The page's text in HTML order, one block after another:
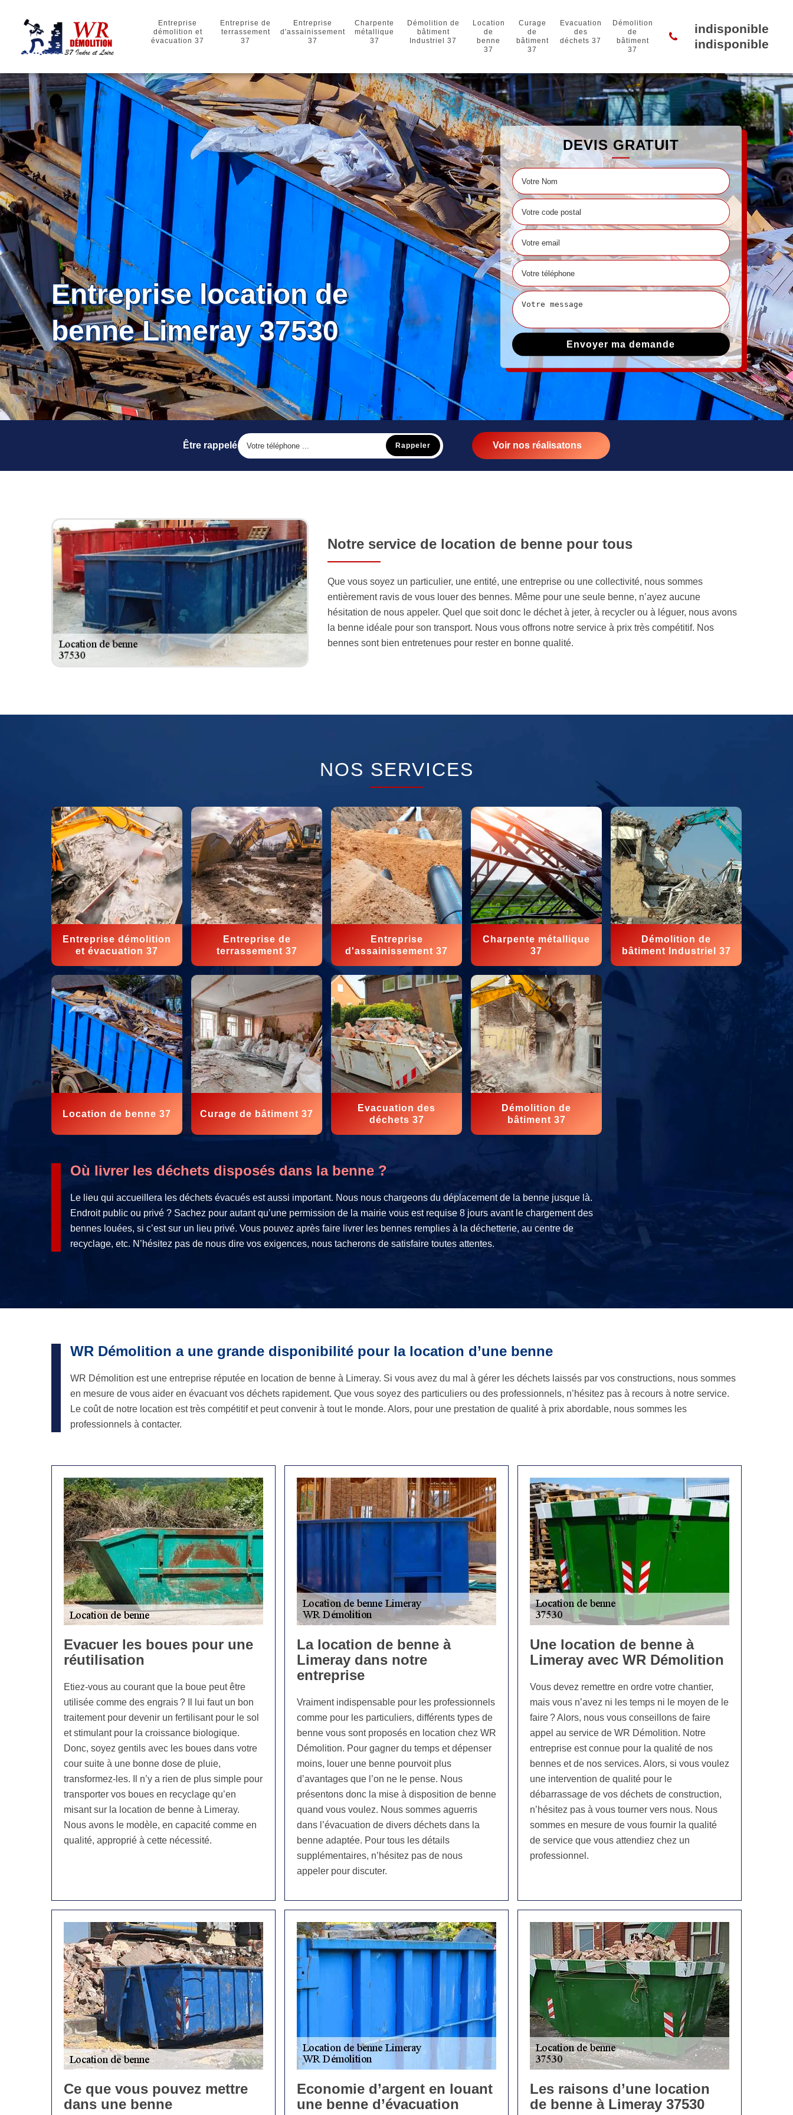
Entreprise
démolition et
évacuation 37
Entreprise de
terrassement
37
Entreprise
d'assainissement
37
Charpente
métallique
37
Démolition de
bâtiment
Industriel 37
Location
de
benne
37
Curage
de
bâtiment
37
Evacuation
des
déchets 37
Démolition
de
bâtiment
37
indisponible
indisponible
Entreprise location de
benne Limeray 37530
DEVIS GRATUIT
Être rappelé Voir nos réalisatons
Notre service de location de benne pour tous
Que vous soyez un particulier, une entité, une entreprise ou une collectivité, nous sommes
entièrement ravis de vous louer des bennes. Même pour une seule benne, n’ayez aucune
hésitation de nous appeler. Quel que soit donc le déchet à jeter, à recycler ou à léguer, nous avons
la benne idéale pour son transport. Nous vous offrons notre service à prix très compétitif. Nos
bennes sont bien entretenues pour rester en bonne qualité.
NOS SERVICES
Entreprise démolition
et évacuation 37
Entreprise de
terrassement 37
Entreprise
d'assainissement 37
Charpente métallique
37
Démolition de
bâtiment Industriel 37
Location de benne 37 Curage de bâtiment 37
Evacuation des
déchets 37
Démolition de
bâtiment 37
Où livrer les déchets disposés dans la benne ?
Le lieu qui accueillera les déchets évacués est aussi important. Nous nous chargeons du déplacement de la benne jusque là.
Endroit public ou privé ? Sachez pour autant qu’une permission de la mairie vous est requise 8 jours avant le chargement des
bennes louées, si c’est sur un lieu privé. Vous pouvez après faire livrer les bennes remplies à la déchetterie, au centre de
recyclage, etc. N’hésitez pas de nous dire vos exigences, nous tacherons de satisfaire toutes attentes.
WR Démolition a une grande disponibilité pour la location d’une benne
WR Démolition est une entreprise réputée en location de benne à Limeray. Si vous avez du mal à gérer les déchets laissés par vos constructions, nous sommes
en mesure de vous aider en évacuant vos déchets rapidement. Que vous soyez des particuliers ou des professionnels, n’hésitez pas à recours à notre service.
Le coût de notre location est très compétitif et peut convenir à tout le monde. Alors, pour une prestation de qualité à prix abordable, nous sommes les
professionnels à contacter.
Evacuer les boues pour une
réutilisation
Etiez-vous au courant que la boue peut être
utilisée comme des engrais ? Il lui faut un bon
traitement pour devenir un fertilisant pour le sol
et stimulant pour la croissance biologique.
Donc, soyez gentils avec les boues dans votre
cour suite à une bonne dose de pluie,
transformez-les. Il n’y a rien de plus simple pour
transporter vos boues en recyclage qu’en
misant sur la location de benne à Limeray.
Nous avons le modèle, en capacité comme en
qualité, approprié à cette nécessité.
La location de benne à
Limeray dans notre
entreprise
Vraiment indispensable pour les professionnels
comme pour les particuliers, différents types de
benne vous sont proposés en location chez WR
Démolition. Pour gagner du temps et dépenser
moins, louer une benne pourvoit plus
d’avantages que l’on ne le pense. Nous
présentons donc la mise à disposition de benne
quand vous voulez. Nous sommes aguerris
dans l’évacuation de divers déchets dans la
benne adaptée. Pour tous les détails
supplémentaires, n’hésitez pas de nous
appeler pour discuter.
Une location de benne à
Limeray avec WR Démolition
Vous devez remettre en ordre votre chantier,
mais vous n’avez ni les temps ni le moyen de le
faire ? Alors, nous vous conseillons de faire
appel au service de WR Démolition. Notre
entreprise est connue pour la qualité de nos
bennes et de nos services. Alors, si vous voulez
une intervention de qualité pour le
débarrassage de vos déchets de construction,
n’hésitez pas à vous tourner vers nous. Nous
sommes en mesure de vous fournir la qualité
de service que vous attendiez chez un
professionnel.
Ce que vous pouvez mettre
dans une benne
Economie d’argent en louant
une benne d’évacuation
Les raisons d’une location
de benne à Limeray 37530